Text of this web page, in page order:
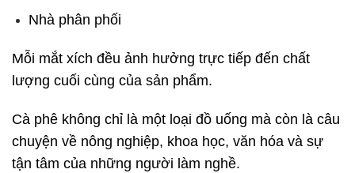
Nhà phân phối
Mỗi mắt xích đều ảnh hưởng trực tiếp đến chất
lượng cuối cùng của sản phẩm.
Cà phê không chỉ là một loại đồ uống mà còn là câu
chuyện về nông nghiệp, khoa học, văn hóa và sự
tận tâm của những người làm nghề.